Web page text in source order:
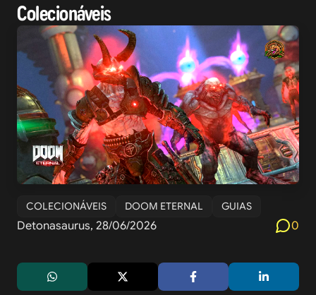
Colecionáveis
COLECIONÁVEIS DOOM ETERNAL GUIAS
Detonasaurus, 28/06/2026 0